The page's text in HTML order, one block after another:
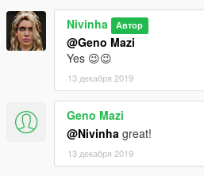
Nivinha Автор
@Geno Mazi
Yes 😉😉
13 декабря 2019
Geno Mazi
@Nivinha great!
13 декабря 2019